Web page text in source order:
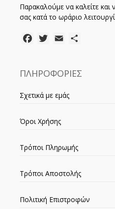
Παρακαλούμε να καλείτε και
σας κατά το ωράριο
FacebookTwitter
Email
ΠΛΗΡΟΦΟΡΙΕΣ
Σχετικά με εμάς
Όροι Χρήσης
Τρόποι Πληρωμής
Τρόποι Αποστολής
Πολιτική Επιστροφών